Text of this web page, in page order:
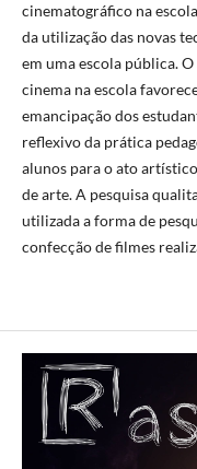
cinematográfico na
da utilização das novas
em uma escola pública.
cinema na escola
emancipação dos
reflexivo da prática
alunos para o ato
de arte. A pesquisa
utilizada a forma de
confecção de filmes